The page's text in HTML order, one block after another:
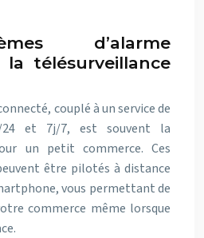
d’alarme
télésurveillance
couplé à un service de
24 et 7j/7, est souvent la
un petit commerce. Ces
être pilotés à distance
vous permettant de
commerce même lorsque